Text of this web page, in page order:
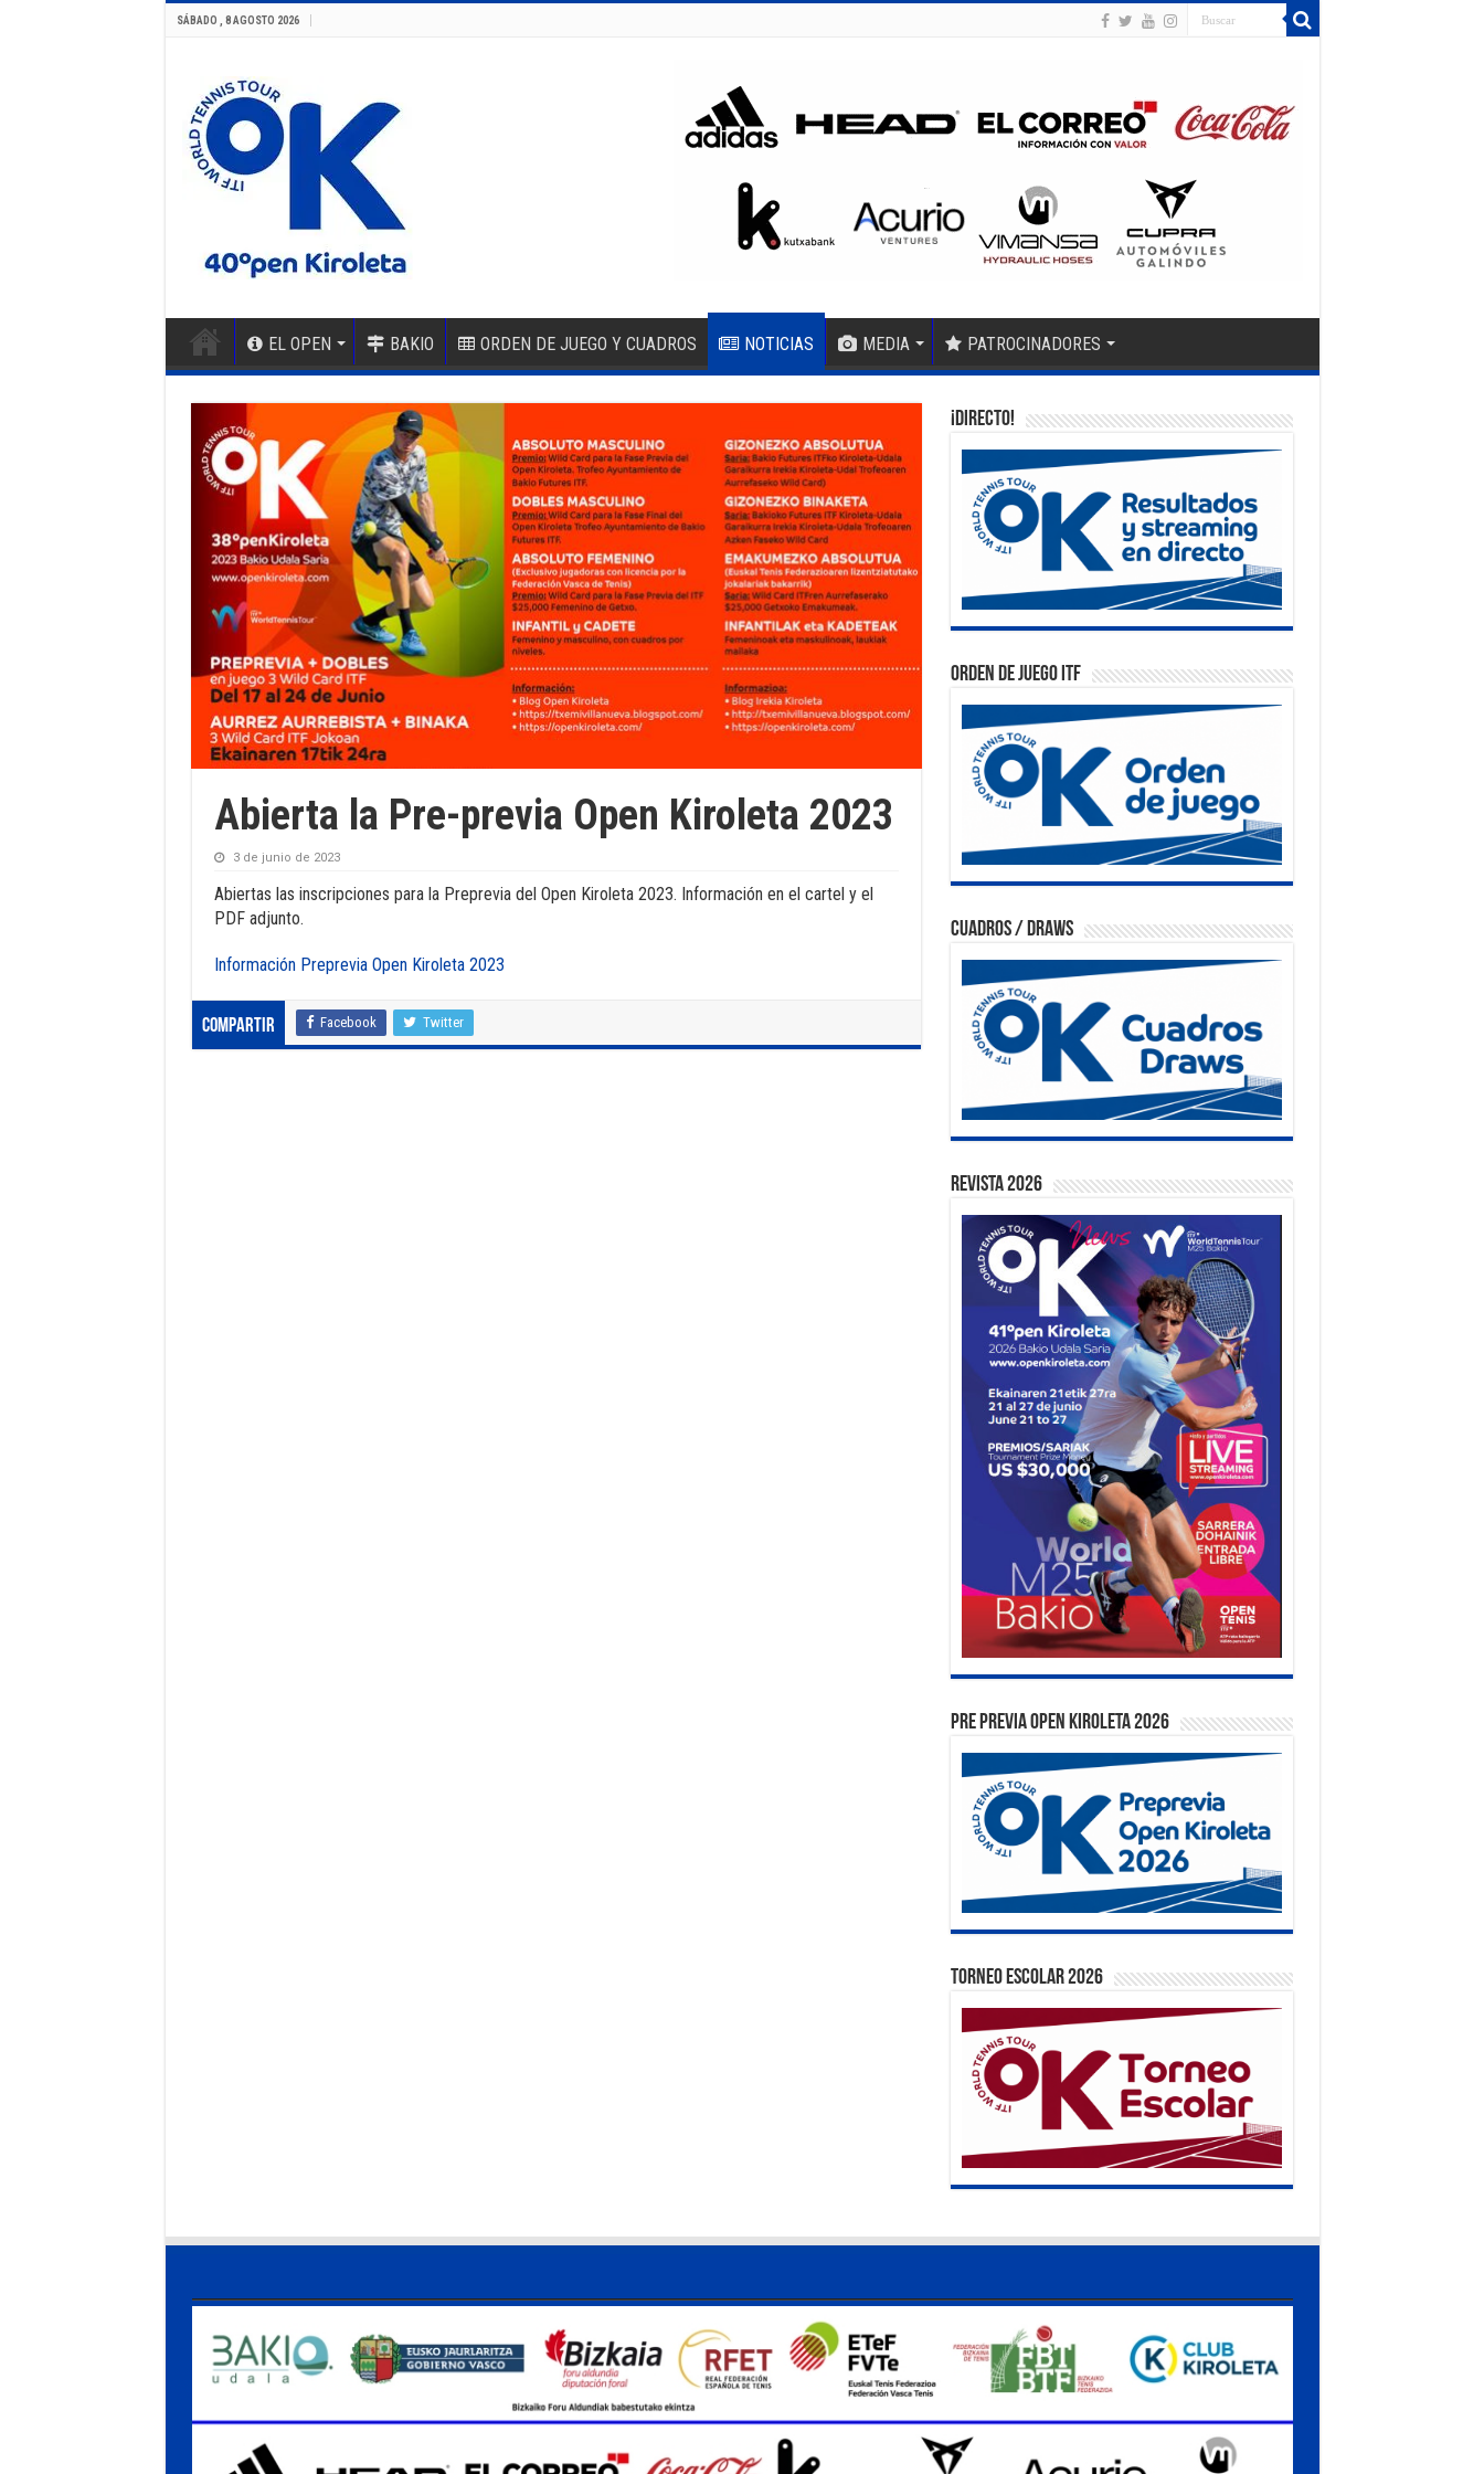
SÁBADO , 8 AGOSTO 2026
EL OPEN BAKIO ORDEN DE JUEGO Y CUADROS NOTICIAS MEDIA PATROCINADORES
Abierta la Pre-previa Open Kiroleta 2023
3 de junio de 2023
Abiertas las inscripciones para la Preprevia del Open Kiroleta 2023. Información en el cartel y el
PDF adjunto.
Información Preprevia Open Kiroleta 2023
Compartir Facebook Twitter
¡DIRECTO!
Orden de Juego ITF
Cuadros / Draws
Revista 2026
PRE PREVIA OPEN KIROLETA 2026
TORNEO ESCOLAR 2026